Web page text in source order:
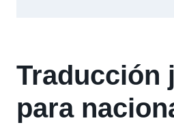
Traducción
para